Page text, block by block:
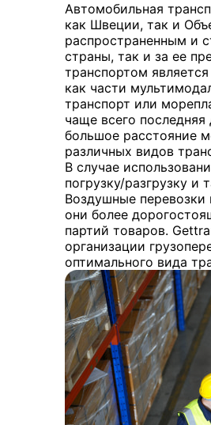
Автомобильная
как Швеции, так и
распространенным и
страны, так и за ее
транспортом
как части
транспорт или
чаще всего
большое расстояние
различных видов
В случае
погрузку/разгрузку
Воздушные перевозки
они более
партий товаров.
организации
оптимального вида